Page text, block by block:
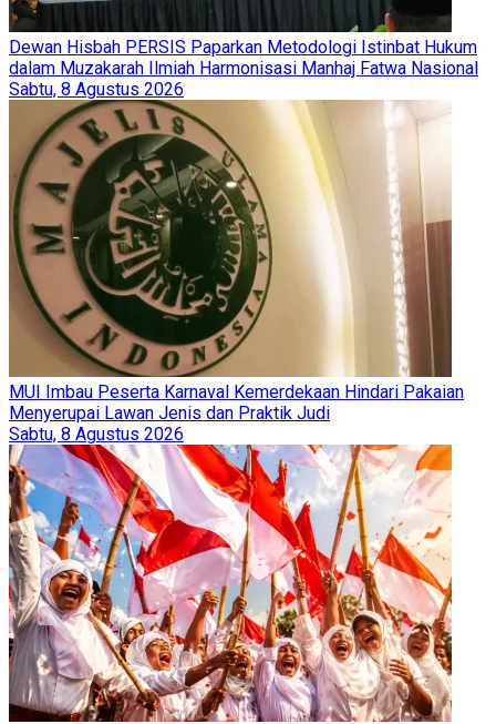
Dewan Hisbah PERSIS Paparkan Metodologi Istinbat Hukum
dalam Muzakarah Ilmiah Harmonisasi Manhaj Fatwa Nasional
Sabtu, 8 Agustus 2026
MUI Imbau Peserta Karnaval Kemerdekaan Hindari Pakaian
Menyerupai Lawan Jenis dan Praktik Judi
Sabtu, 8 Agustus 2026